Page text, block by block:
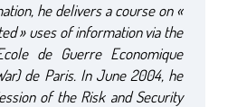
he delivers a course on «
» uses of information via the
de Guerre Economique
de Paris. In June 2004, he
of the Risk and Security